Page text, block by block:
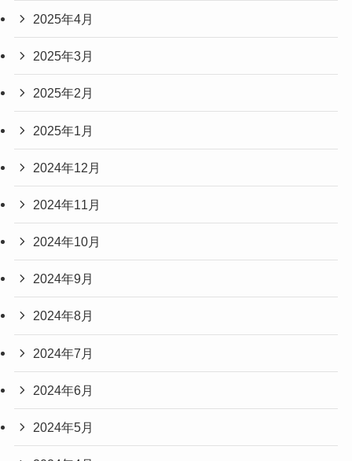
2025年4月
2025年3月
2025年2月
2025年1月
2024年12月
2024年11月
2024年10月
2024年9月
2024年8月
2024年7月
2024年6月
2024年5月